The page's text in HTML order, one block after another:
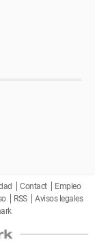
Contact
Empleo
RSS
Avisos legales